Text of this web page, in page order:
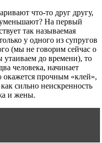
что-то друг другу,
На первый
так называемая
у одного из супругов
(мы не говорим сейчас о
до времени), то
человека, начинает
окажется прочным «клей»,
как сильно неискренность
и жены.